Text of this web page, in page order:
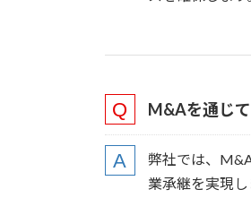
M&Aを通じ
弊社では、
業承継を実現し